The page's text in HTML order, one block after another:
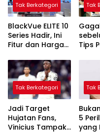
Tak Berkategori
BlackVue ELITE 10
Series Hadir, Ini
Fitur dan Harga
Tak
Tips
Tak Berkategori
Jadi Target
Hujatan Fans,
Vinicius Tampak
Tak
5
yang